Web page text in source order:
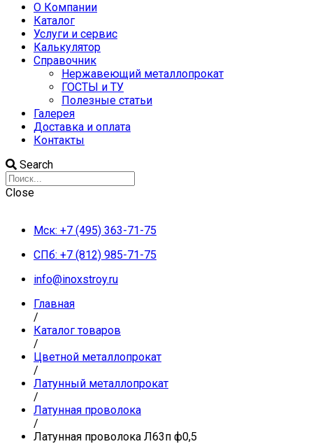
О Компании
Каталог
Услуги и сервис
Калькулятор
Справочник
Нержавеющий металлопрокат
ГОСТЫ и ТУ
Полезные статьи
Галерея
Доставка и оплата
Контакты
Search
Close
Мск: +7 (495) 363-71-75
СПб: +7 (812) 985-71-75
info@inoxstroy.ru
Главная
/
Каталог товаров
/
Цветной металлопрокат
/
Латунный металлопрокат
/
Латунная проволока
/
Латунная проволока Л63п ф0,5